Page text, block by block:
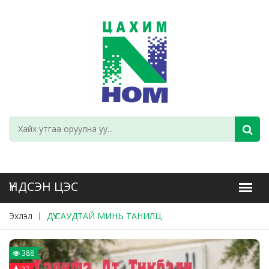
Эхлэл ДҮҮ САУДТАЙ МИНЬ ТАНИЛЦ
388